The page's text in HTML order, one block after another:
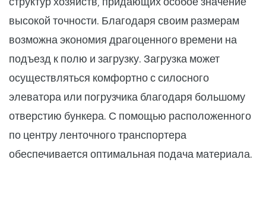
высокой точности. Благодаря своим размерам
возможна экономия драгоценного времени на
подъезд к полю и загрузку. Загрузка может
осуществляться комфортно с силосного
элеватора или погрузчика благодаря большому
отверстию бункера. С помощью расположенного
по центру ленточного транспортера
обеспечивается оптимальная подача материала.